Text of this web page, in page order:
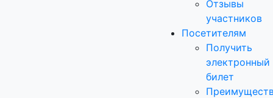
Отзывы
участников
Посетителям
Получить
электронный
билет